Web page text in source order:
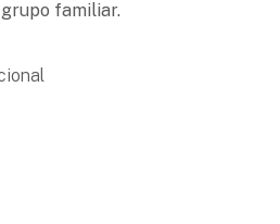
familiar.